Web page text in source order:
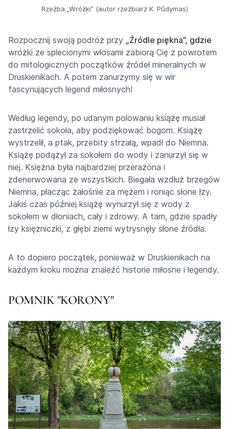
Rzeźba „Wróżki” (autor rzeźbiarz K. Pūdymas)
Rozpocznij swoją podróż przy „Źródle piękna”, gdzie
wróżki ze splecionymi włosami zabiorą Cię z powrotem
do mitologicznych początków źródeł mineralnych w
Druskienikach. A potem zanurzymy się w wir
fascynujących legend miłosnych!
Według legendy, po udanym polowaniu książę musiał
zastrzelić sokoła, aby podziękować bogom. Książę
wystrzelił, a ptak, przebity strzałą, wpadł do Niemna.
Książę podążył za sokołem do wody i zanurzył się w
niej. Księżna była najbardziej przerażona i
zdenerwowana ze wszystkich. Biegała wzdłuż brzegów
Niemna, płacząc żałośnie za mężem i roniąc słone łzy.
Jakiś czas później książę wynurzył się z wody z
sokołem w dłoniach, cały i zdrowy. A tam, gdzie spadły
łzy księżniczki, z głębi ziemi wytrysnęły słone źródła.
A to dopiero początek, ponieważ w Druskienikach na
każdym kroku można znaleźć historie miłosne i legendy.
POMNIK "KORONY"